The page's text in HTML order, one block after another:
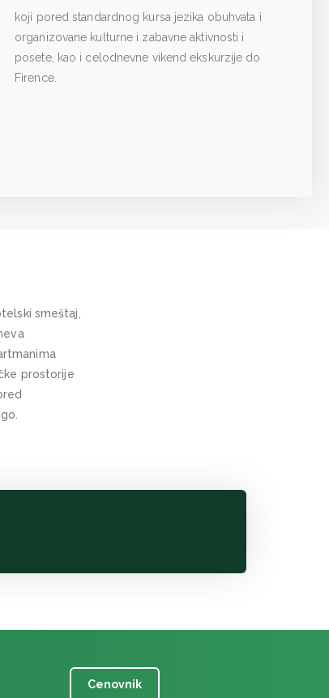
koji pored standardnog kursa jezika obuhvata i
organizovane kulturne i zabavne aktivnosti i
posete, kao i celodnevne vikend ekskurzije do
Firence.
smeštaj,
prostorije
Cenovnik